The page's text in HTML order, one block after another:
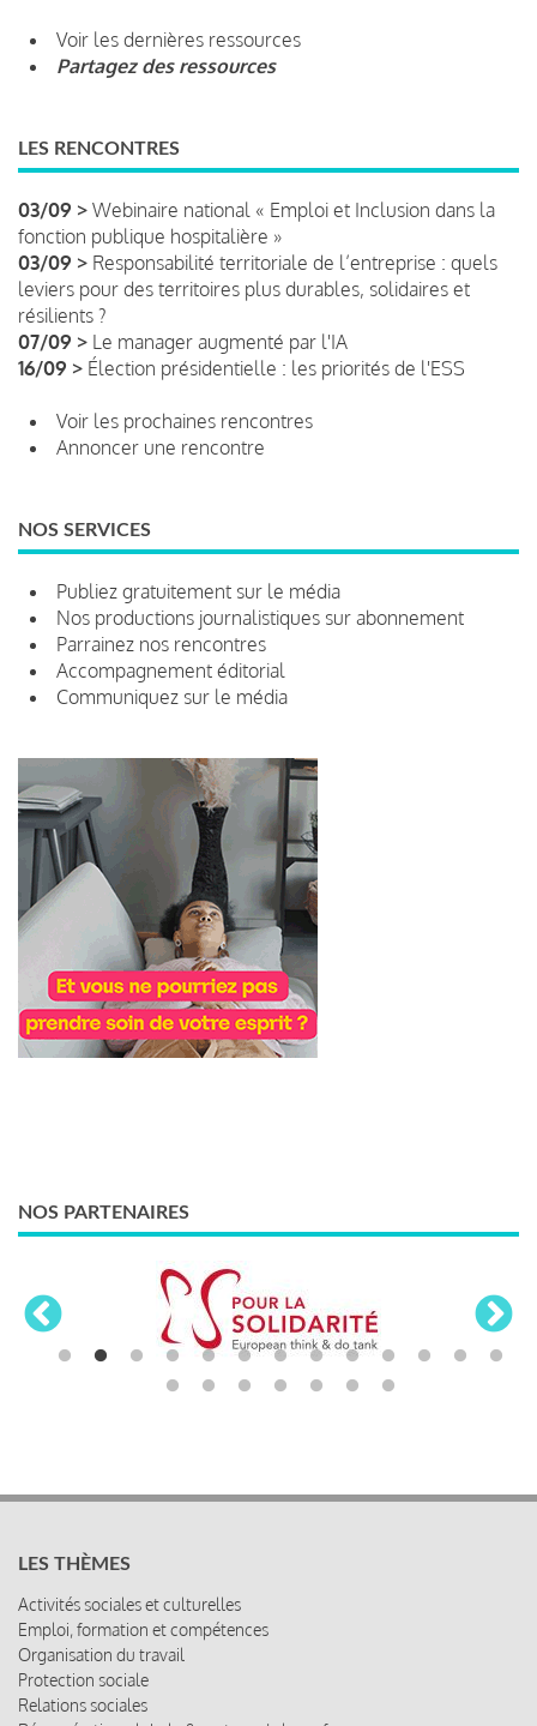
Voir les dernières ressources
Partagez des ressources
LES RENCONTRES
03/09 > Webinaire national « Emploi et Inclusion dans la
fonction publique hospitalière »
03/09 > Responsabilité territoriale de l’entreprise : quels
leviers pour des territoires plus durables, solidaires et
résilients ?
07/09 > Le manager augmenté par l'IA
16/09 > Élection présidentielle : les priorités de l'ESS
Voir les prochaines rencontres
Annoncer une rencontre
NOS SERVICES
Publiez gratuitement sur le média
Nos productions journalistiques sur abonnement
Parrainez nos rencontres
Accompagnement éditorial
Communiquez sur le média
NOS PARTENAIRES
LES THÈMES
Activités sociales et culturelles
Emploi, formation et compétences
Organisation du travail
Protection sociale
Relations sociales